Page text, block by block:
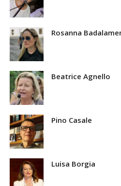
Rosanna
Beatrice Agnello
Pino Casale
Luisa Borgia